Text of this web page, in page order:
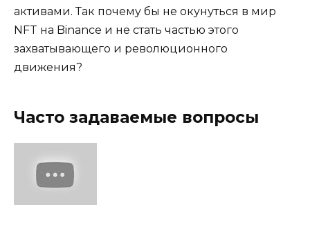
активами. Так почему бы не окунуться в мир
NFT на Binance и не стать частью этого
захватывающего и революционного
движения?
Часто задаваемые вопросы